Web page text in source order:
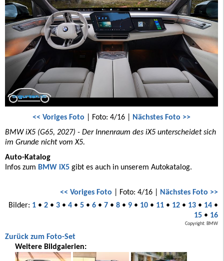
<< Voriges Foto | Foto: 4/16 | Nächstes Foto >>
BMW iX5 (G65, 2027) - Der Innenraum des iX5 unterscheidet sich
im Grunde nicht vom X5.
Auto-Katalog
Infos zum BMW iX5 gibt es auch in unserem Autokatalog.
<< Voriges Foto | Foto: 4/16 | Nächstes Foto >>
Bilder: 1• 2• 3• 4• 5• 6• 7• 8• 9• 10• 11• 12• 13• 14•
15• 16
Copyright: BMW
Zurück zum Foto-Set
Weitere Bildgalerien: